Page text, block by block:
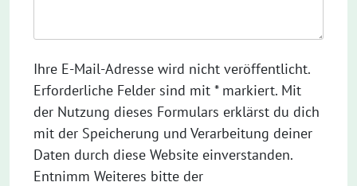
Ihre E-Mail-Adresse wird nicht veröffentlicht.
Erforderliche Felder sind mit * markiert. Mit
der Nutzung dieses Formulars erklärst du dich
mit der Speicherung und Verarbeitung deiner
Daten durch diese Website einverstanden.
Entnimm Weiteres bitte der